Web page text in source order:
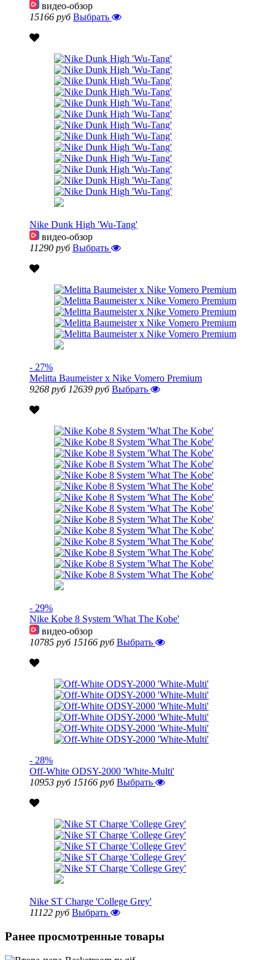
видео-обзор
15166 руб Выбрать
Nike Dunk High 'Wu-Tang'
видео-обзор
11290 руб Выбрать
- 27%
Melitta Baumeister x Nike Vomero Premium
9268 руб 12639 руб Выбрать
- 29%
Nike Kobe 8 System 'What The Kobe'
видео-обзор
10785 руб 15166 руб Выбрать
- 28%
Off-White ODSY-2000 'White-Multi'
10953 руб 15166 руб Выбрать
Nike ST Charge 'College Grey'
11122 руб Выбрать
Ранее просмотренные товары